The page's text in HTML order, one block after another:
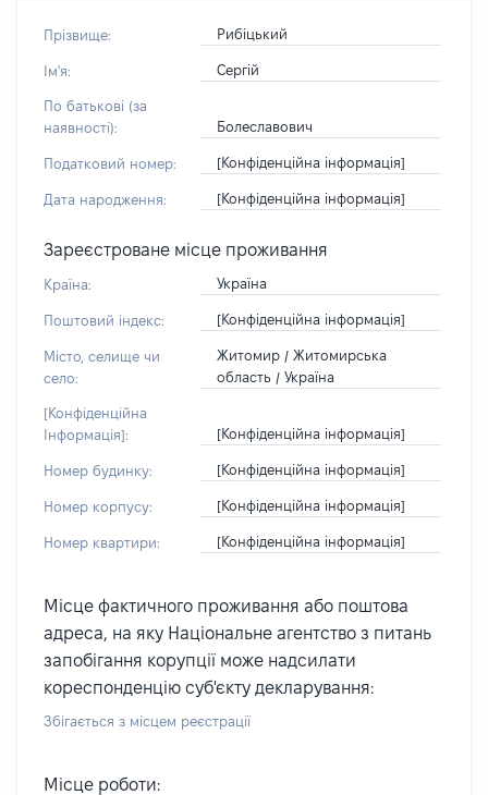
Прізвище: Рибіцький
Ім'я: Сергій
По батькові (за
наявності):
Болеславович
Податковий номер: [Конфіденційна інформація]
Дата народження: [Конфіденційна інформація]
Зареєстроване місце проживання
Країна: Україна
Поштовий індекс: [Конфіденційна інформація]
Місто, селище чи
село:
Житомир / Житомирська
область / Україна
[Конфіденційна
Інформація]:
[Конфіденційна інформація]
Номер будинку: [Конфіденційна інформація]
Номер корпусу: [Конфіденційна інформація]
Номер квартири: [Конфіденційна інформація]
Місце фактичного проживання або поштова
адреса, на яку Національне агентство з питань
запобігання корупції може надсилати
кореспонденцію суб'єкту декларування:
Збігається з місцем реєстрації
Місце роботи: